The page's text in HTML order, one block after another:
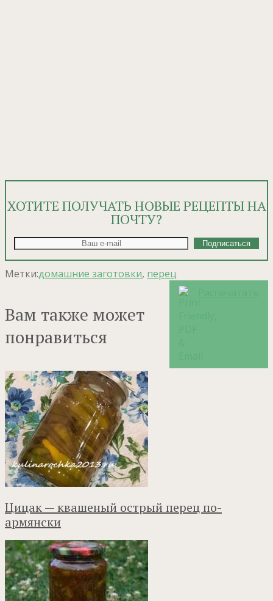
ХОТИТЕ ПОЛУЧАТЬ НОВЫЕ РЕЦЕПТЫ НА
ПОЧТУ?
Метки:домашние заготовки, перец
Вам также может
понравиться
Цицак — квашеный острый перец по-
армянски